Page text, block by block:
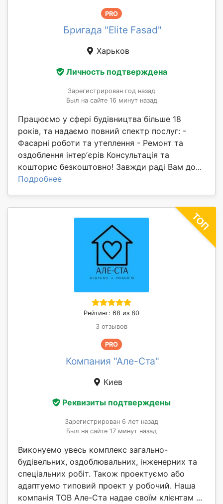
PRO
Бригада "Elite Fasad"
Харьков
Личность подтверждена
Зарегистрирован год назад
Был на сайте 16 минут назад
Працюємо у сфері будівництва більше 18
років, та надаємо повний спектр послуг: -
Фасарні роботи та утеплення - Ремонт та
оздоблення інтерʼєрів Консультація та
кошторис безкоштовно! Завжди раді Вам до...
Подробнее
Рейтинг: 68 из 80
3 отзывов
PRO
Компания "Але-Ста"
Киев
Реквизиты подтверждены
Зарегистрирован 6 лет назад
Был на сайте 17 минут назад
Виконуемо увесь комплекс загально-
будівельних, оздоблювальних, інженерних та
спеціальних робіт. Також проектуємо або
адаптуемо типовий проект у робочий. Наша
компанія ТОВ Але-Ста надае своїм клієнтам ...